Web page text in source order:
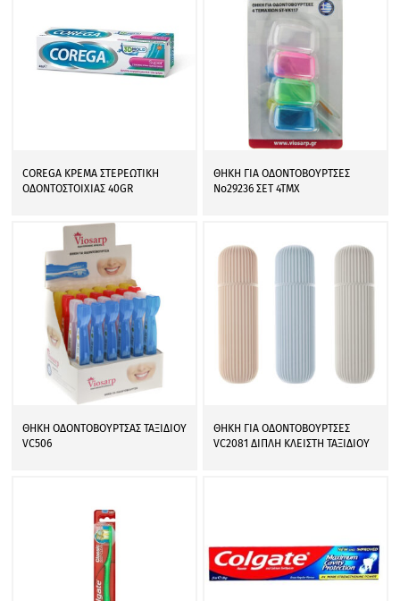
COREGA ΚΡΕΜΑ ΣΤΕΡΕΩΤΙΚΗ
ΟΔΟΝΤΟΣΤΟΙΧΙΑΣ 40GR
ΘΗΚΗ ΓΙΑ ΟΔΟΝΤΟΒΟΥΡΤΣΕΣ
Νο29236 ΣΕΤ 4ΤΜΧ
ΘΗΚΗ ΟΔΟΝΤΟΒΟΥΡΤΣΑΣ ΤΑΞΙΔΙΟΥ
VC506
ΘΗΚΗ ΓΙΑ ΟΔΟΝΤΟΒΟΥΡΤΣΕΣ
VC2081 ΔΙΠΛΗ ΚΛΕΙΣΤΗ ΤΑΞΙΔΙΟΥ